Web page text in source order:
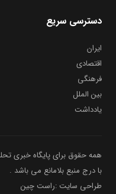
دسترسی سریع
ایران
اقتصادی
فرهنگی
بین الملل
یادداشت
همه حقوق برای پایگاه خبری
با درج منبع بلامانع می باشد .
طراحی سایت :راست چین